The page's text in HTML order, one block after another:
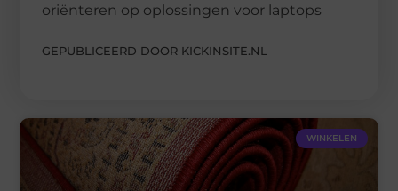
oriënteren op oplossingen voor laptops
GEPUBLICEERD DOOR KICKINSITE.NL
WINKELEN